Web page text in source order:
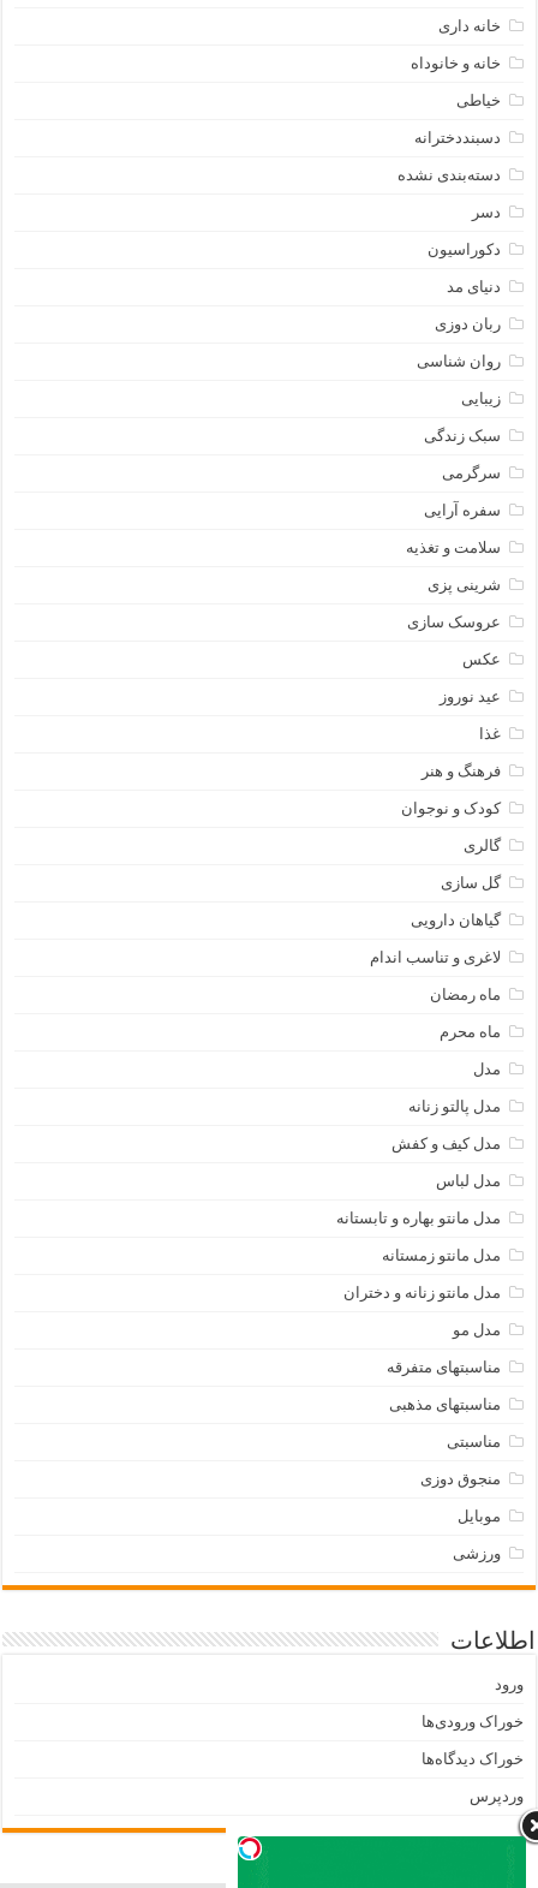
خانه داری
خانه و خانوداه
خیاطی
دسبنددخترانه
دسته‌بندی نشده
دسر
دکوراسیون
دنیای مد
ربان دوزی
روان شناسی
زیبایی
سبک زندگی
سرگرمی
سفره آرایی
سلامت و تغذیه
شرینی پزی
عروسک سازی
عکس
عید نوروز
غذا
فرهنگ و هنر
کودک و نوجوان
گالری
گل سازی
گیاهان دارویی
لاغری و تناسب اندام
ماه رمضان
ماه محرم
مدل
مدل پالتو زنانه
مدل کیف و کفش
مدل لباس
مدل مانتو بهاره و تابستانه
مدل مانتو زمستانه
مدل مانتو زنانه و دختران
مدل مو
مناسبتهای متفرقه
مناسبتهای مذهبی
مناسبتی
منجوق دوزی
موبایل
ورزشی
اطلاعات
ورود
خوراک ورودی‌ها
خوراک دیدگاه‌ها
وردپرس